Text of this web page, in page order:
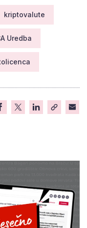
kriptovalute
Uredba